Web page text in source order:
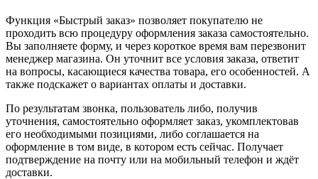
Функция «Быстрый заказ» позволяет покупателю не
проходить всю процедуру оформления заказа самостоятельно.
Вы заполняете форму, и через короткое время вам перезвонит
менеджер магазина. Он уточнит все условия заказа, ответит
на вопросы, касающиеся качества товара, его особенностей. А
также подскажет о вариантах оплаты и доставки.
По результатам звонка, пользователь либо, получив
уточнения, самостоятельно оформляет заказ, укомплектовав
его необходимыми позициями, либо соглашается на
оформление в том виде, в котором есть сейчас. Получает
подтверждение на почту или на мобильный телефон и ждёт
доставки.